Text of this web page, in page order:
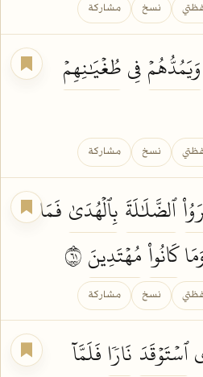
نسخ مشاركة
وَيَمُدُّهُمۡفِيطُغۡيَٰنِهِمۡ
نسخ مشاركة
ٱلضَّلَٰلَةَ بِٱلۡهُدَىٰ فَمَا
كَانُواْمُهۡتَدِينَ
نسخ مشاركة
ٱسۡتَوۡقَدَ نَارٗا فَلَمَّآ